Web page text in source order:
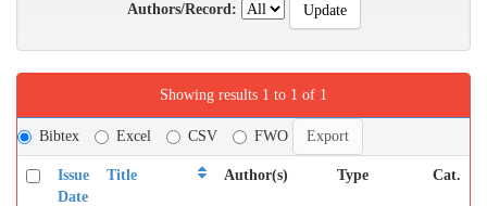
Authors/Record:
Showing results 1 to 1 of 1
Bibtex Excel CSV FWO
Issue
Date
Title Author(s) Type Cat.